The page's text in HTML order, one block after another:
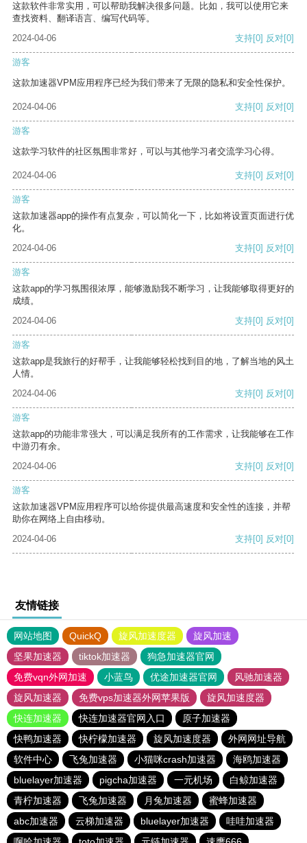
这款软件非常实用，可以帮助我解决很多问题。比如，我可以使用它来
查找资料、翻译语言、编写代码等。
2024-04-06
支持[0] 反对[0]
游客
这款加速器VPM应用程序已经为我们带来了无限的隐私和安全性保护。
2024-04-06 支持[0] 反对[0]
游客
这款学习软件的社区氛围非常好，可以与其他学习者交流学习心得。
2024-04-06 支持[0] 反对[0]
游客
这款加速器app的操作有点复杂，可以简化一下，比如将设置页面进行优
化。
2024-04-06
支持[0] 反对[0]
游客
这款app的学习氛围很浓厚，能够激励我不断学习，让我能够取得更好的
成绩。
2024-04-06
支持[0] 反对[0]
游客
这款app是我旅行的好帮手，让我能够轻松找到目的地，了解当地的风土
人情。
2024-04-06
支持[0] 反对[0]
游客
这款app的功能非常强大，可以满足我所有的工作需求，让我能够在工作
中游刃有余。
2024-04-06
支持[0] 反对[0]
游客
这款加速器VPM应用程序可以给你提供最高速度和安全性的连接，并帮
助你在网络上自由移动。
2024-04-06
支持[0] 反对[0]
友情链接
网站地图 QuickQ 旋风加速度器
旋风加速
坚果加速器
tiktok加速器
狗急加速器官网
免费vqn外网加速
小蓝鸟 优途加速器官网
风驰加速器
旋风加速器
免费vps加速器外网苹果版
旋风加速度器
快连加速器
快连加速器官网入口
原子加速器
快鸭加速器
快柠檬加速器 旋风加速度器
外网网址导航
软件中心
飞兔加速器 小猫咪crash加速器
海鸥加速器
bluelayer加速器
pigcha加速器 一元机场
白鲸加速器
青柠加速器
飞兔加速器 月兔加速器
蜜蜂加速器
abc加速器
云梯加速器 bluelayer加速器
哇哇加速器